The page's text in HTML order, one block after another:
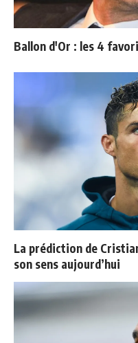
Ballon d'Or : les 4
La prédiction de
son sens aujourd’hui